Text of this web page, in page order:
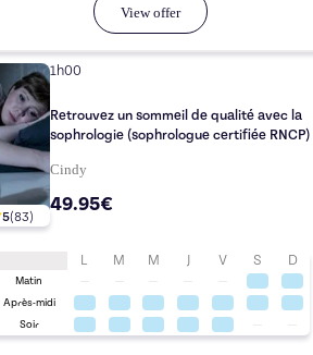
View offer
5(83)
1h00
Retrouvez un sommeil de qualité avec la
sophrologie (sophrologue certifiée RNCP)
Cindy
49.95€
L M M J V S D
Matin
Après-midi
Soir